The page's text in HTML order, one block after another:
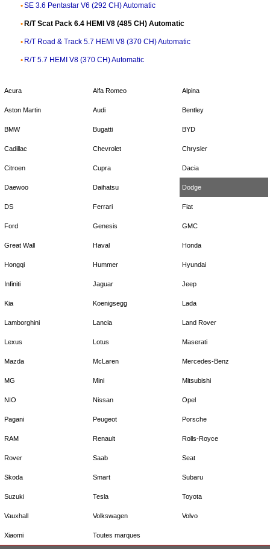
SE 3.6 Pentastar V6 (292 CH) Automatic
R/T Scat Pack 6.4 HEMI V8 (485 CH) Automatic
R/T Road & Track 5.7 HEMI V8 (370 CH) Automatic
R/T 5.7 HEMI V8 (370 CH) Automatic
Acura Alfa Romeo Alpina
Aston Martin Audi Bentley
BMW Bugatti BYD
Cadillac Chevrolet Chrysler
Citroen Cupra Dacia
Daewoo Daihatsu Dodge
DS Ferrari Fiat
Ford Genesis GMC
Great Wall Haval Honda
Hongqi Hummer Hyundai
Infiniti Jaguar Jeep
Kia Koenigsegg Lada
Lamborghini Lancia Land Rover
Lexus Lotus Maserati
Mazda McLaren Mercedes-Benz
MG Mini Mitsubishi
NIO Nissan Opel
Pagani Peugeot Porsche
RAM Renault Rolls-Royce
Rover Saab Seat
Skoda Smart Subaru
Suzuki Tesla Toyota
Vauxhall Volkswagen Volvo
Xiaomi Toutes marques